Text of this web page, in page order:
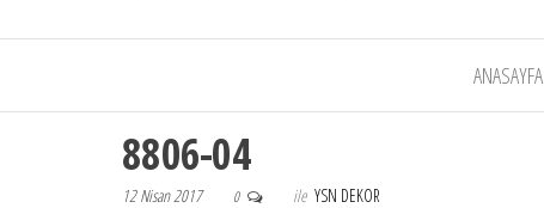
ANASAYFA
8806-04
12 Nisan 2017 0 ile YSN DEKOR